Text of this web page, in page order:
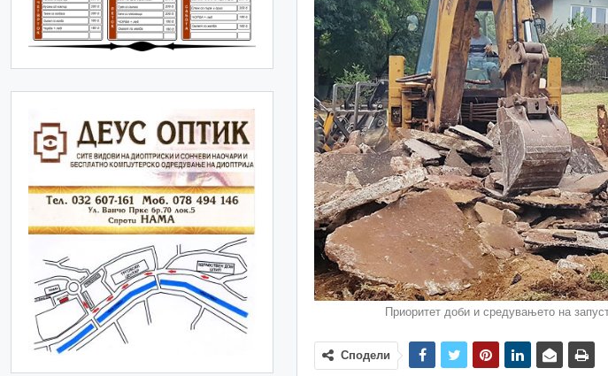
Приоритет доби и средувањето на
Сподели